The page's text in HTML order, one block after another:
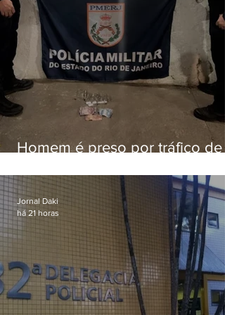
Homem é preso por tráfico de
Jornal Daki
há 21 horas